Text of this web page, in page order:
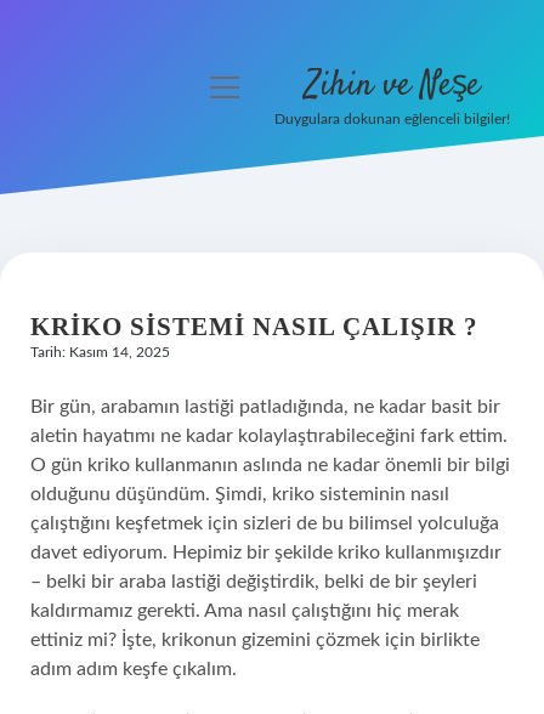
Hakkımızda
menüyü
Zihin ve Neşe
Duygulara dokunan eğlenceli bilgiler!
KRIKO SISTEMI NASIL ÇALIŞIR ?
Tarih: Kasım 14, 2025
Bir gün, arabamın lastiği patladığında, ne kadar basit bir
aletin hayatımı ne kadar kolaylaştırabileceğini fark ettim.
O gün kriko kullanmanın aslında ne kadar önemli bir bilgi
olduğunu düşündüm. Şimdi, kriko sisteminin nasıl
çalıştığını keşfetmek için sizleri de bu bilimsel yolculuğa
davet ediyorum. Hepimiz bir şekilde kriko kullanmışızdır
– belki bir araba lastiği değiştirdik, belki de bir şeyleri
kaldırmamız gerekti. Ama nasıl çalıştığını hiç merak
ettiniz mi? İşte, krikonun gizemini çözmek için birlikte
adım adım keşfe çıkalım.